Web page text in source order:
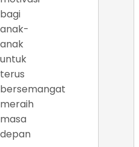
bagi
anak-
anak
untuk
terus
bersemangat
meraih
masa
depan